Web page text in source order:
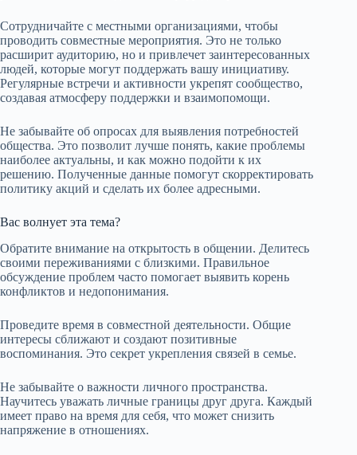
Сотрудничайте с местными организациями, чтобы
проводить совместные мероприятия. Это не только
расширит аудиторию, но и привлечет заинтересованных
людей, которые могут поддержать вашу инициативу.
Регулярные встречи и активности укрепят сообщество,
создавая атмосферу поддержки и взаимопомощи.
Не забывайте об опросах для выявления потребностей
общества. Это позволит лучше понять, какие проблемы
наиболее актуальны, и как можно подойти к их
решению. Полученные данные помогут скорректировать
политику акций и сделать их более адресными.
Вас волнует эта тема?
Обратите внимание на открытость в общении. Делитесь
своими переживаниями с близкими. Правильное
обсуждение проблем часто помогает выявить корень
конфликтов и недопонимания.
Проведите время в совместной деятельности. Общие
интересы сближают и создают позитивные
воспоминания. Это секрет укрепления связей в семье.
Не забывайте о важности личного пространства.
Научитесь уважать личные границы друг друга. Каждый
имеет право на время для себя, что может снизить
напряжение в отношениях.